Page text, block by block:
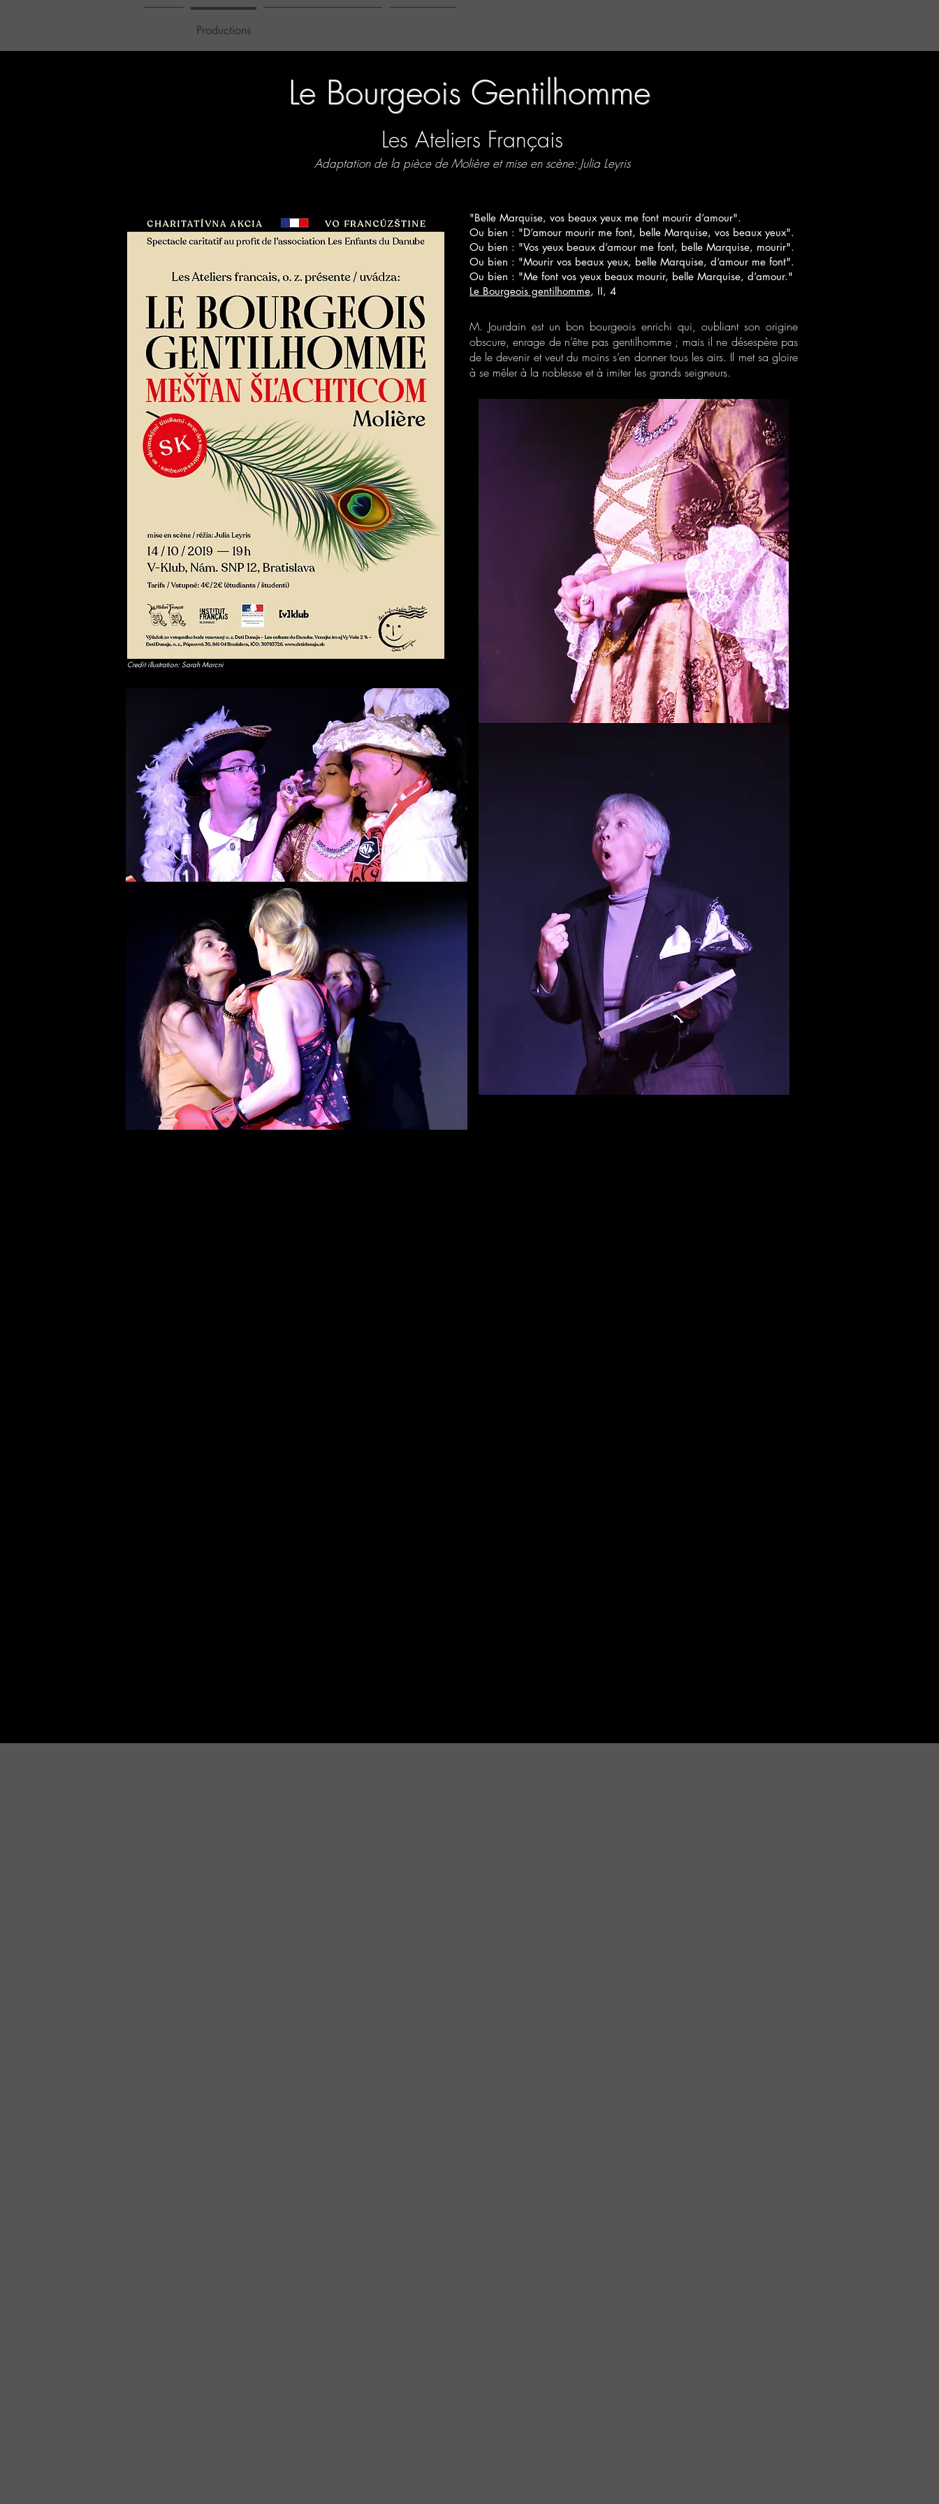
Productions
Le Bourgeois Gentilhomme
Les Ateliers Français
Adaptation de la pièce de Molière et mise en scène: Julia Leyris
Credit illustration: Sarah Marcni
"Belle Marquise, vos beaux yeux me font mourir d’amour".
Ou bien : "D’amour mourir me font, belle Marquise, vos beaux yeux".
Ou bien : "Vos yeux beaux d’amour me font, belle Marquise, mourir".
Ou bien : "Mourir vos beaux yeux, belle Marquise, d’amour me font".
Ou bien : "Me font vos yeux beaux mourir, belle Marquise, d’amour."
Le Bourgeois gentilhomme, II, 4
M. Jourdain est un bon bourgeois enrichi qui, oubliant son origine
obscure, enrage de n’être pas gentilhomme ; mais il ne désespère pas
de le devenir et veut du moins s’en donner tous les airs. Il met sa gloire
à se mêler à la noblesse et à imiter les grands seigneurs.